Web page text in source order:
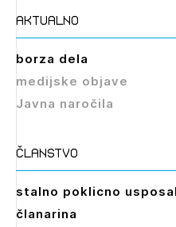
dostopate, se je
PRIJAVITE SE
aktualno
borza dela
medijske objave
Javna naročila
članstvo
stalno poklicno
članarina